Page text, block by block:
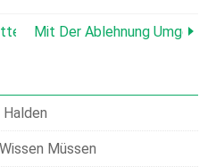
Willen Verstehen Und
Mit Der Ablehnung
Müssen